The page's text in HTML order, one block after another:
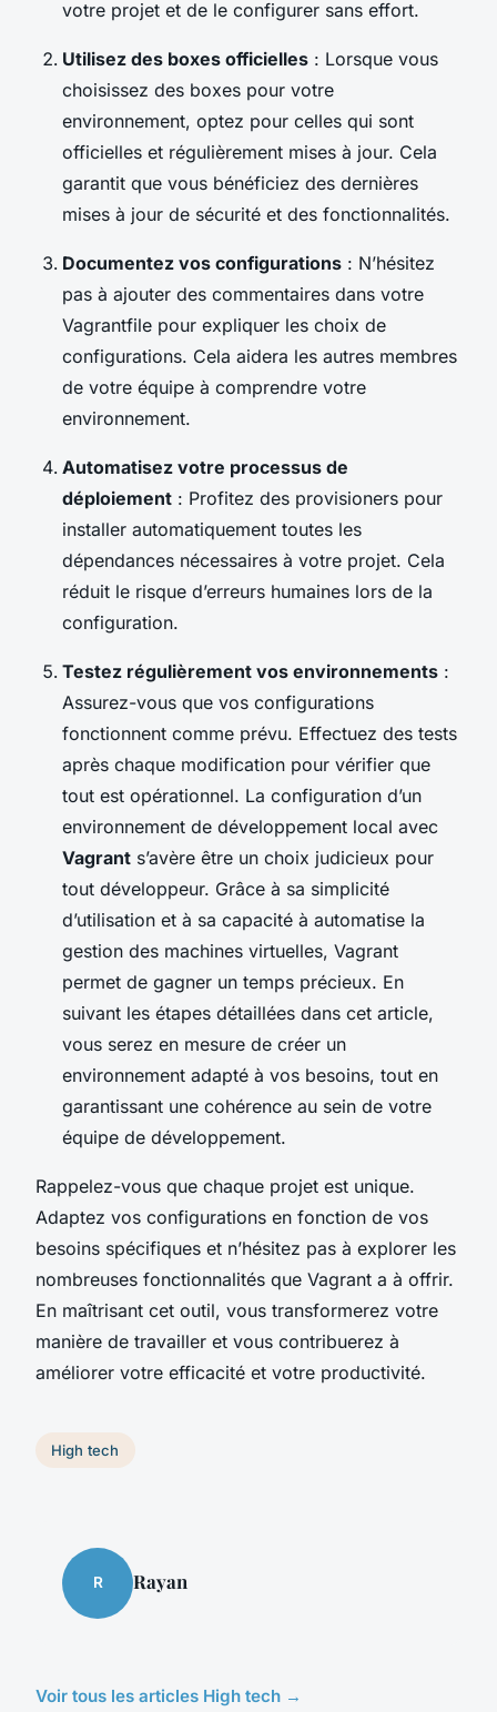
votre projet et de le configurer sans effort.
Utilisez des boxes officielles : Lorsque vous
choisissez des boxes pour votre
environnement, optez pour celles qui sont
officielles et régulièrement mises à jour. Cela
garantit que vous bénéficiez des dernières
mises à jour de sécurité et des fonctionnalités.
Documentez vos configurations : N’hésitez
pas à ajouter des commentaires dans votre
Vagrantfile pour expliquer les choix de
configurations. Cela aidera les autres membres
de votre équipe à comprendre votre
environnement.
Automatisez votre processus de
déploiement : Profitez des provisioners pour
installer automatiquement toutes les
dépendances nécessaires à votre projet. Cela
réduit le risque d’erreurs humaines lors de la
configuration.
Testez régulièrement vos environnements :
Assurez-vous que vos configurations
fonctionnent comme prévu. Effectuez des tests
après chaque modification pour vérifier que
tout est opérationnel. La configuration d’un
environnement de développement local avec
Vagrant s’avère être un choix judicieux pour
tout développeur. Grâce à sa simplicité
d’utilisation et à sa capacité à automatise la
gestion des machines virtuelles, Vagrant
permet de gagner un temps précieux. En
suivant les étapes détaillées dans cet article,
vous serez en mesure de créer un
environnement adapté à vos besoins, tout en
garantissant une cohérence au sein de votre
équipe de développement.
Rappelez-vous que chaque projet est unique.
Adaptez vos configurations en fonction de vos
besoins spécifiques et n’hésitez pas à explorer les
nombreuses fonctionnalités que Vagrant a à offrir.
En maîtrisant cet outil, vous transformerez votre
manière de travailler et vous contribuerez à
améliorer votre efficacité et votre productivité.
High tech
R Rayan
Voir tous les articles High tech →